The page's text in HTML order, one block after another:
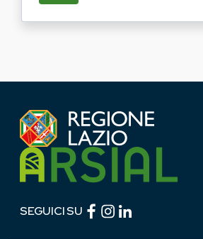
SEGUICI SU Facebook (link
Instagram (link